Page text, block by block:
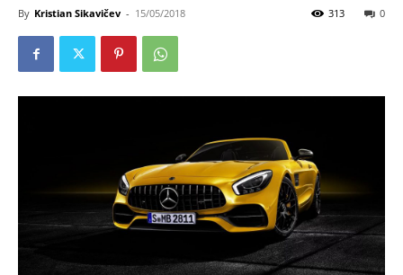
By Kristian Sikavičev - 15/05/2018 0
313